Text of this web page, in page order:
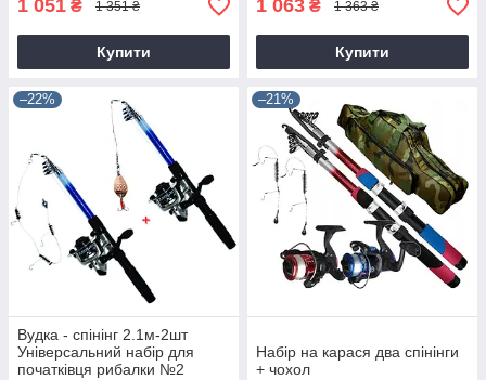
1 051 ₴ 1 351 ₴
Купити
1 063 ₴ 1 363 ₴
Купити
–22%
Вудка - спінінг 2.1м-2шт
Універсальний набір для
початківця рибалки №2
–21%
Набір на карася два спінінги
+ чохол